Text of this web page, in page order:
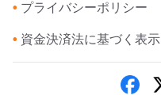
• プライバシーポリシー
• 資金決済法に基づく表示